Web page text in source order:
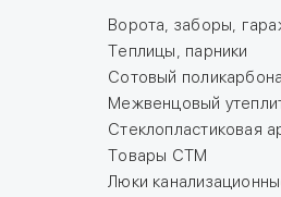
Ворота, заборы,
Теплицы, парники
Сотовый
Межвенцовый
Стеклопластиковая
Товары СТМ
Люки